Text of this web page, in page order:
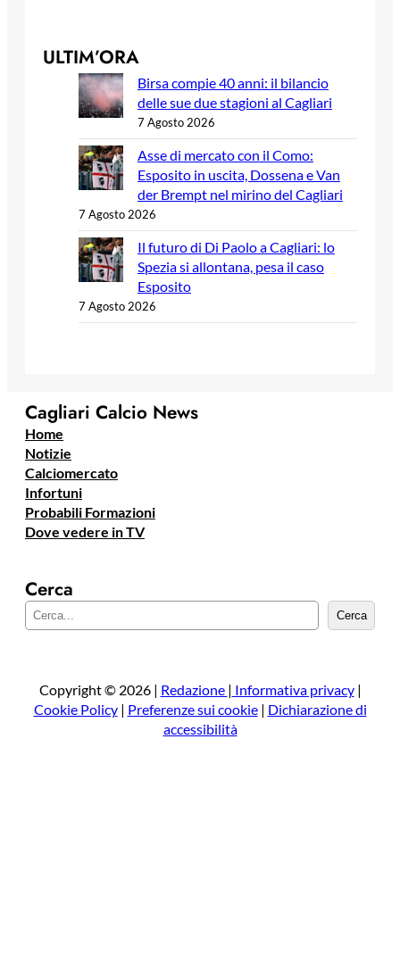
ULTIM’ORA
Birsa compie 40 anni: il bilancio
delle sue due stagioni al Cagliari
7 Agosto 2026
Asse di mercato con il Como:
Esposito in uscita, Dossena e Van
der Brempt nel mirino del Cagliari
7 Agosto 2026
Il futuro di Di Paolo a Cagliari: lo
Spezia si allontana, pesa il caso
Esposito
7 Agosto 2026
Cagliari Calcio News
Home
Notizie
Calciomercato
Infortuni
Probabili Formazioni
Dove vedere in TV
Cerca
e
a
Cerca
Copyright © 2026 | Redazione | Informativa privacy|
Cookie Policy| Preferenze sui cookie| Dichiarazione di
accessibilità